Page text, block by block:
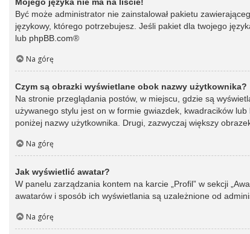
Być może administrator nie zainstalował pakietu
językowy, którego potrzebujesz. Jeśli pakiet dla twojego
lub phpBB.com®
Na górę
Czym są obrazki wyświetlane obok nazwy użytkownika?
Na stronie przeglądania postów, w miejscu, gdzie są
używanego stylu jest on w formie gwiazdek, kwadracików
poniżej nazwy użytkownika. Drugi, zazwyczaj większy
Na górę
Jak wyświetlić awatar?
W panelu zarządzania kontem na karcie „Profil” w sekcji
awatarów i sposób ich wyświetlania są uzależnione od
Na górę